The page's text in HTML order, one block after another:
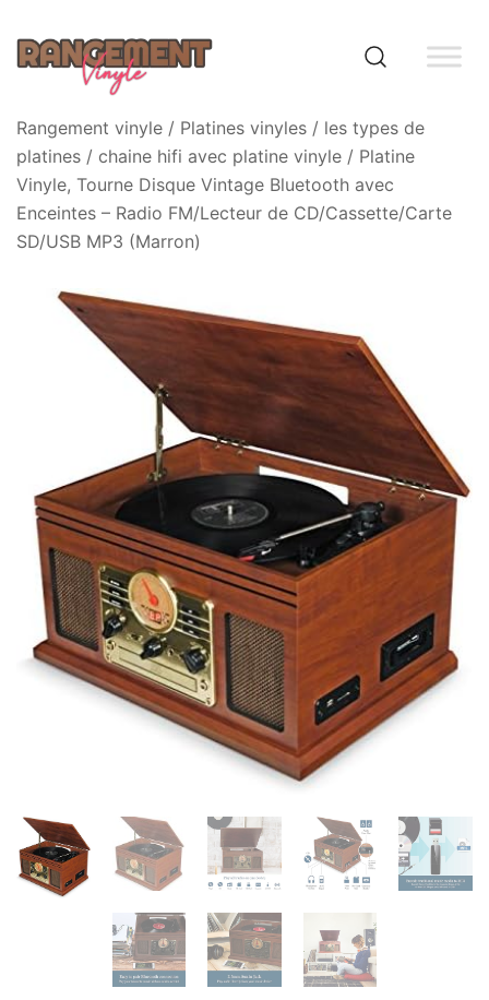
content
Rangement vinyle
Rangement vinyle / Platines vinyles / les types de
platines / chaine hifi avec platine vinyle / Platine
Vinyle, Tourne Disque Vintage Bluetooth avec
Enceintes – Radio FM/Lecteur de CD/Cassette/Carte
SD/USB MP3 (Marron)